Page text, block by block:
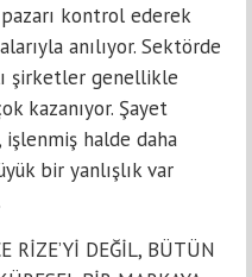
kontrol ederek
anılıyor. Sektörde
şirketler genellikle
kazanıyor. Şayet
halde daha
bir yanlışlık var
RİZE’Yİ DEĞİL, BÜTÜN